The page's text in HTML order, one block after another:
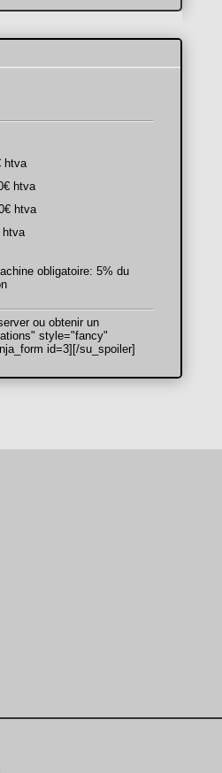
htva
htva
htva
htva
obligatoire: 5% du
ou obtenir un
style="fancy"
id=3][/su_spoiler]